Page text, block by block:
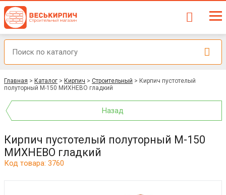
Главная > Каталог > Кирпич > Строительный > Кирпич пустотелый
полуторный М-150 МИХНЕВО гладкий
Назад
Кирпич пустотелый полуторный М-150
МИХНЕВО гладкий
Код товара: 3760